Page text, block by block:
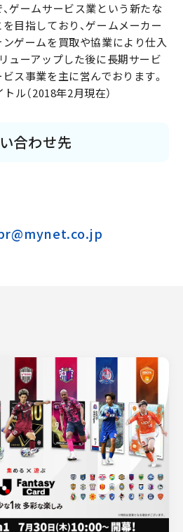
ゲームサービス業という新たな
目指しており、ゲームメーカー
ゲームを買取や協業により仕入
ューアップした後に長期サービ
ス事業を主に営んでおります。
ル（2018年2月現在）
合わせ先